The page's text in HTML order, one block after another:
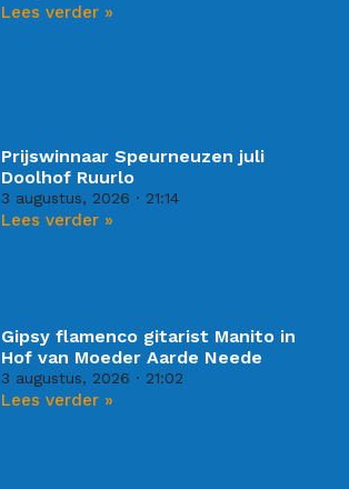
Lees verder »
Prijswinnaar Speurneuzen juli
Doolhof Ruurlo
3 augustus, 2026 21:14
Lees verder »
Gipsy flamenco gitarist Manito in
Hof van Moeder Aarde Neede
3 augustus, 2026 21:02
Lees verder »